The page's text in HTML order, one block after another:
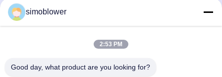
simoblower
2:53 PM
Good day, what product are you looking for?